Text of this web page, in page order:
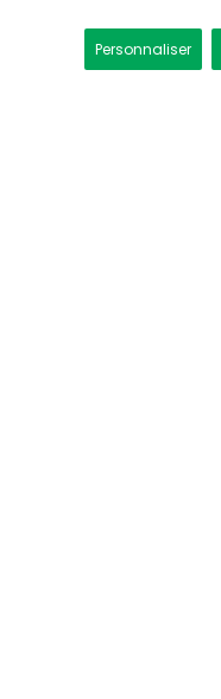
Personnaliser